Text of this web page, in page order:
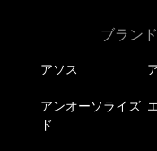
ブラン
アソス
アンオーソライズ
ド